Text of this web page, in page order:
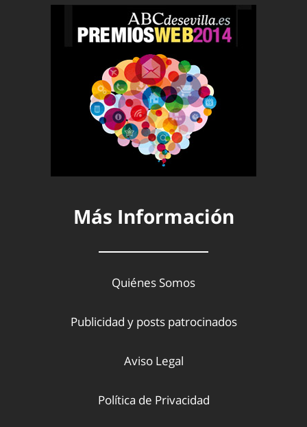
Más Información
Quiénes Somos
Publicidad y posts patrocinados
Aviso Legal
Política de Privacidad